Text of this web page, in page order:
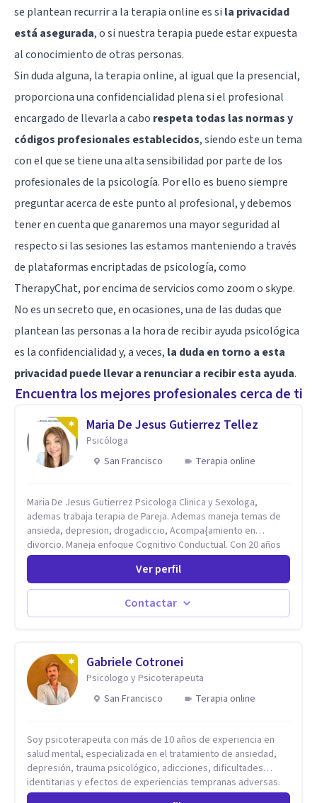
se plantean recurrir a la terapia online es si la privacidad
está asegurada, o si nuestra terapia puede estar expuesta
al conocimiento de otras personas.
Sin duda alguna, la terapia online, al igual que la presencial,
proporciona una confidencialidad plena si el profesional
encargado de llevarla a cabo respeta todas las normas y
códigos profesionales establecidos, siendo este un tema
con el que se tiene una alta sensibilidad por parte de los
profesionales de la psicología. Por ello es bueno siempre
preguntar acerca de este punto al profesional, y debemos
tener en cuenta que ganaremos una mayor seguridad al
respecto si las sesiones las estamos manteniendo a través
de plataformas encriptadas de psicología, como
TherapyChat, por encima de servicios como zoom o skype.
No es un secreto que, en ocasiones, una de las dudas que
plantean las personas a la hora de recibir ayuda psicológica
es la confidencialidad y, a veces, la duda en torno a esta
privacidad puede llevar a renunciar a recibir esta ayuda.
Encuentra los mejores profesionales cerca de ti
Maria De Jesus Gutierrez Tellez
Psicóloga
San Francisco
Terapia online
Maria De Jesus Gutierrez Psicologa Clinica y Sexologa,
ademas trabaja terapia de Pareja. Ademas maneja temas de
ansieda, depresion, drogadiccio, Acompa{amiento en
divorcio. Maneja enfoque Cognitivo Conductual. Con 20 años
de experiencia, constantemente capacitandose en las
diferntes areas de la Salud Mental.
Ver perfil
Contactar
Gabriele Cotronei
Psicologo y Psicoterapeuta
San Francisco
Terapia online
Soy psicoterapeuta con más de 10 años de experiencia en
salud mental, especializada en el tratamiento de ansiedad,
depresión, trauma psicológico, adicciones, dificultades
identitarias y efectos de experiencias tempranas adversas.
Ofrezco un espacio terapéutico seguro, confidencial y